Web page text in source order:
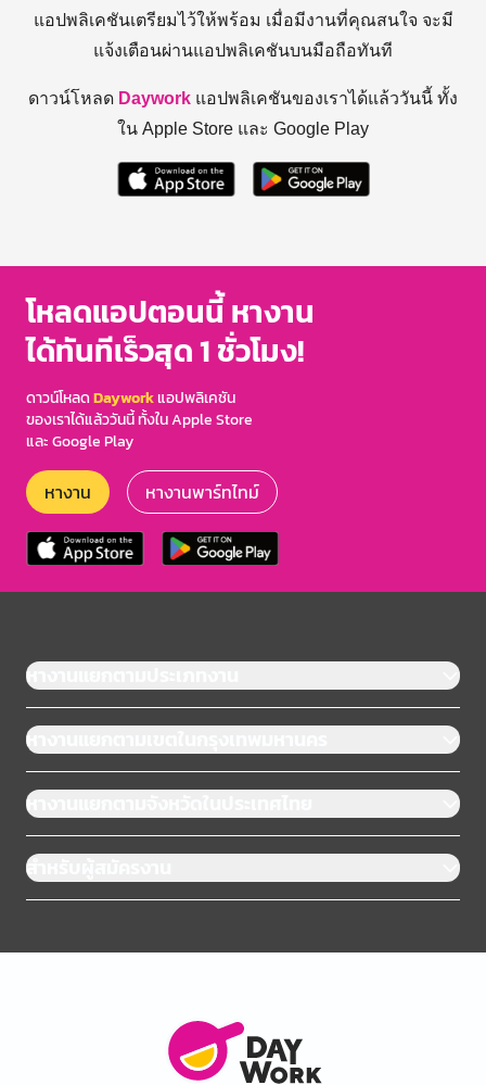
แอปพลิเคชันเตรียมไว้ให้พร้อม เมื่อมีงานที่คุณสนใจ จะมี
แจ้งเตือนผ่านแอปพลิเคชันบนมือถือทันที
ดาวน์โหลด Daywork แอปพลิเคชันของเราได้แล้ววันนี้ ทั้ง
ใน Apple Store และ Google Play
โหลดแอปตอนนี้ หางาน
ได้ทันทีเร็วสุด 1 ชั่วโมง!
ดาวน์โหลดDayworkแอปพลิเคชัน
ของเราได้แล้ววันนี้ ทั้งใน Apple Store
และ Google Play
หางาน หางานพาร์ทไทม์
หางานแยกตามประเภทงาน
หางานแยกตามเขตในกรุงเทพมหานคร
หางานแยกตามจังหวัดในประเทศไทย
สำหรับผู้สมัครงาน